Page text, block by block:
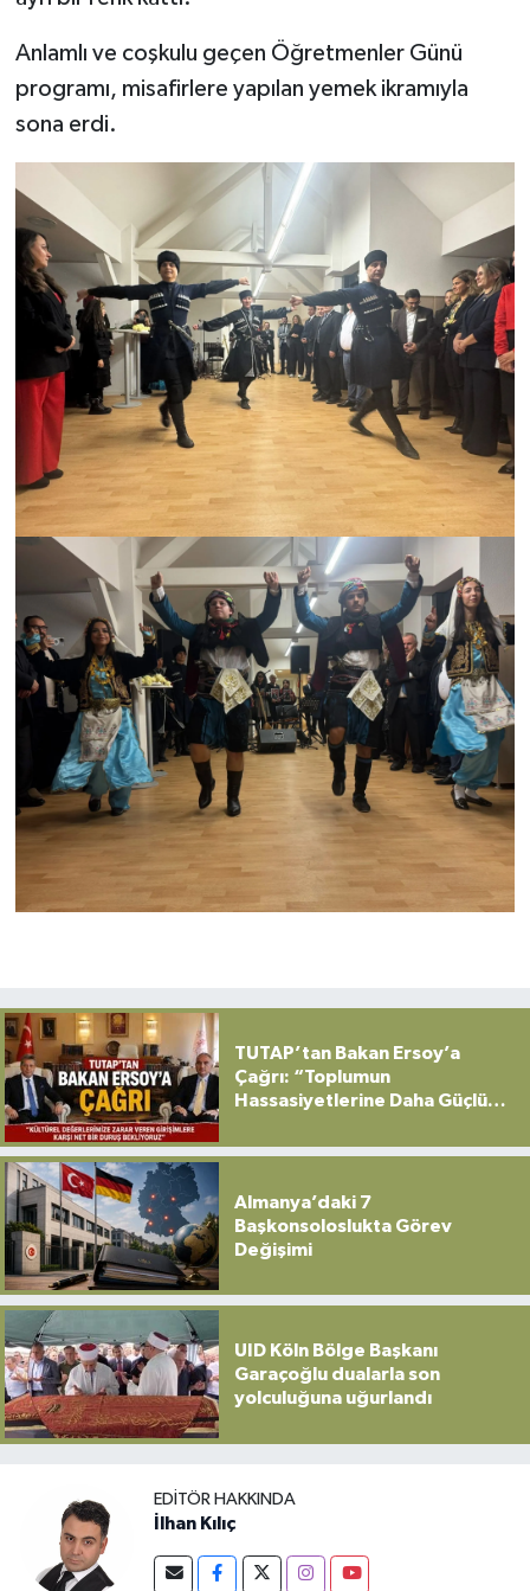
Anlamlı ve coşkulu geçen Öğretmenler Günü
programı, misafirlere yapılan yemek ikramıyla
sona erdi.
TUTAP’tan Bakan Ersoy’a
Çağrı: “Toplumun
Hassasiyetlerine Daha Güçlü
Almanya’daki 7
Başkonsoloslukta Görev
Değişimi
UID Köln Bölge Başkanı
Garaçoğlu dualarla son
yolculuğuna uğurlandı
EDITÖR HAKKINDA
İlhan Kılıç